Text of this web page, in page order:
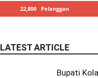
22,800 Pelanggan
LATEST ARTICLE
Bupati